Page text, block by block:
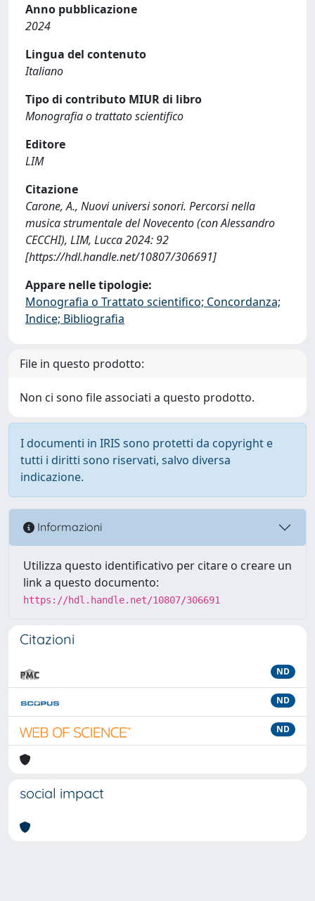
Anno pubblicazione
2024
Lingua del contenuto
Italiano
Tipo di contributo MIUR di libro
Monografia o trattato scientifico
Editore
LIM
Citazione
Carone, A., Nuovi universi sonori. Percorsi nella
musica strumentale del Novecento (con Alessandro
CECCHI), LIM, Lucca 2024: 92
[https://hdl.handle.net/10807/306691]
Appare nelle tipologie:
Monografia o Trattato scientifico; Concordanza;
Indice; Bibliografia
File in questo prodotto:
Non ci sono file associati a questo prodotto.
I documenti in IRIS sono protetti da copyright e
tutti i diritti sono riservati, salvo diversa
indicazione.
Informazioni
Utilizza questo identificativo per citare o creare un
link a questo documento:
https://hdl.handle.net/10807/306691
Citazioni
ND
ND
ND
social impact